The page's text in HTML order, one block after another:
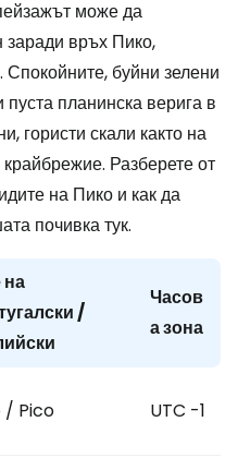
може да
заради връх Пико,
буйни зелени
планинска верига в
гористи скали както на
Разберете от
на Пико и как да
почивка тук.
/
Часов
а зона
/ Pico UTC -1